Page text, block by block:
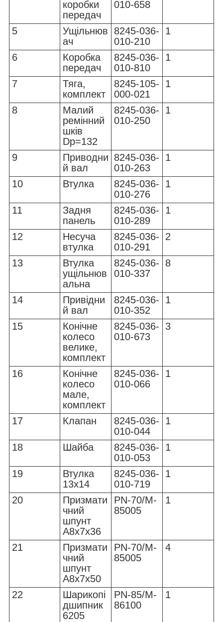
коробки
передач
010-658
5
Ущільнюв
ач
8245-036-
010-210
1
6
Коробка
передач
8245-036-
010-810
1
7
Тяга,
комплект
8245-105-
000-021
1
8
Малий
ремінний
шків
Dp=132
8245-036-
010-250
1
9
Приводни
й вал
8245-036-
010-263
1
10 Втулка
8245-036-
010-276
1
11
Задня
панель
8245-036-
010-289
1
12
Несуча
втулка
8245-036-
010-291
2
13
Втулка
ущільнюв
альна
8245-036-
010-337
8
14
Привідни
й вал
8245-036-
010-352
1
15
Конічне
колесо
велике,
комплект
8245-036-
010-673
3
16
Конічне
колесо
мале,
комплект
8245-036-
010-066
1
17 Клапан
8245-036-
010-044
1
18 Шайба
8245-036-
010-053
1
19
Втулка
13x14
8245-036-
010-719
1
20
Призмати
чний
шпунт
A8x7x36
PN-70/M-
85005
1
21
Призмати
чний
шпунт
A8x7x50
PN-70/M-
85005
4
22
Шарикопі
дшипник
6205
PN-85/M-
86100
1